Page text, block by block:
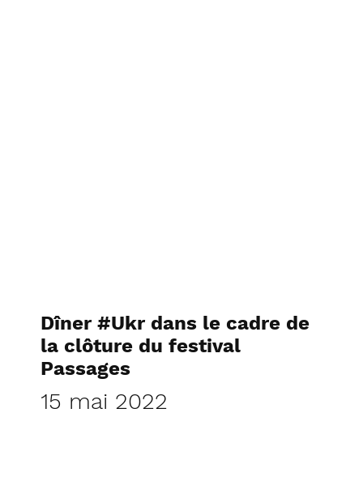
Dîner #Ukr dans le cadre de
la clôture du festival
Passages
15 mai 2022